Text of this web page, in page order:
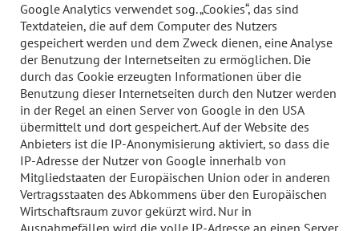
Google Analytics verwendet sog. „Cookies“, das sind
Textdateien, die auf dem Computer des Nutzers
gespeichert werden und dem Zweck dienen, eine Analyse
der Benutzung der Internetseiten zu ermöglichen. Die
durch das Cookie erzeugten Informationen über die
Benutzung dieser Internetseiten durch den Nutzer werden
in der Regel an einen Server von Google in den USA
übermittelt und dort gespeichert. Auf der Website des
Anbieters ist die IP-Anonymisierung aktiviert, so dass die
IP-Adresse der Nutzer von Google innerhalb von
Mitgliedstaaten der Europäischen Union oder in anderen
Vertragsstaaten des Abkommens über den Europäischen
Wirtschaftsraum zuvor gekürzt wird. Nur in
Ausnahmefällen wird die volle IP-Adresse an einen Server